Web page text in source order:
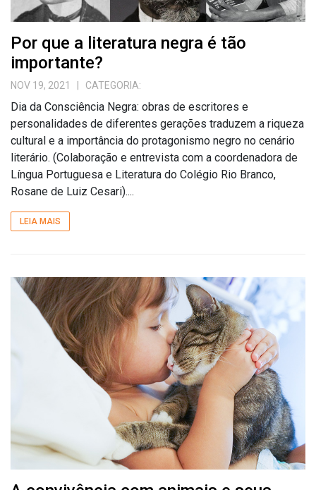
Por que a literatura negra é tão
importante?
NOV 19, 2021 | CATEGORIA:
Dia da Consciência Negra: obras de escritores e
personalidades de diferentes gerações traduzem a riqueza
cultural e a importância do protagonismo negro no cenário
literário. (Colaboração e entrevista com a coordenadora de
Língua Portuguesa e Literatura do Colégio Rio Branco,
Rosane de Luiz Cesari)....
LEIA MAIS